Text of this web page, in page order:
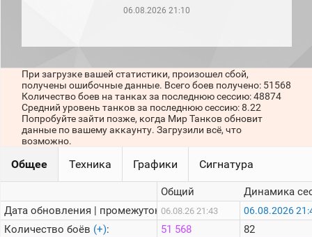
месяц)
игроков
последние
сессии)
1000
стримеров
06.08.2026 21:10
При загрузке вашей статистики, произошел сбой,
получены ошибочные данные. Всего боев получено: 51568
Количество боев на танках за последнюю сессию: 48874
Средний уровень танков за последнюю сессию: 8.22
Попробуйте зайти позже, когда Мир Танков обновит
данные по вашему аккаунту. Загрузили всё, что
возможно.
Общее Техника Графики Сигнатура
Дата обновления | промежуток:
Количество боёв (+):
Общий
06.08.26 21:43
51 568
Динамика
06.08.2026
82